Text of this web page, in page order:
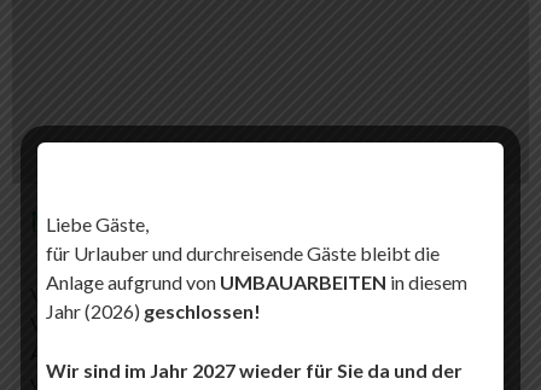
Mietobjekt 2
Mobilheim zur
Vermietung …
Verfügbarkeit auf
verfügen über einen
Liebe Gäste,
für Urlauber und durchreisende Gäste bleibt die
Anlage aufgrund von UMBAUARBEITEN in diesem
Jahr (2026) geschlossen!
Wir sind im Jahr 2027 wieder für Sie da und der